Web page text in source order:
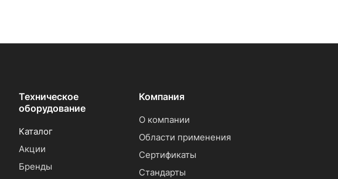
Техническое
оборудование
Каталог
Акции
Бренды
Компания
О компании
Области применения
Сертификаты
Стандарты